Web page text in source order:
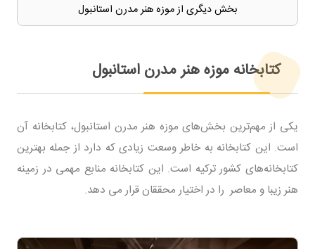
بخش دیگری از موزه هنر مدرن استانبول
کتابخانه موزه هنر مدرن استانبول
یکی از مهم‌ترین بخش‌های موزه هنر مدرن استانبول، کتابخانه آن
است. این کتابخانه به خاطر وسعت زیادی که دارد از جمله بهترین
کتابخانه‌های کشور ترکیه است. این کتابخانه منابع مهمی در زمینه
هنر زیبا و معاصر را در اختیار محققان قرار می دهد.